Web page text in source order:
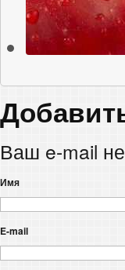
Ваш e-mail
Имя
E-mail